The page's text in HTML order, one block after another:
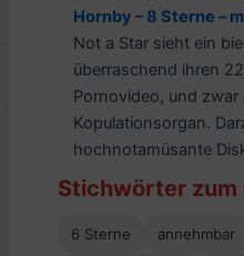
Hornby – 8 Sterne –
Not a Star sieht ein
überraschend ihren
Pornovideo, und
Kopulationsorgan.
hochnotamüsante
Stichwörter zum
6 Sterne annehmbar